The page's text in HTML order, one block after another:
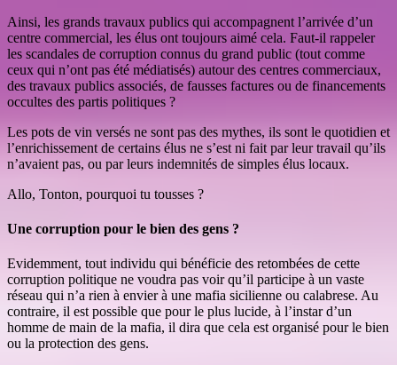
Ainsi, les grands travaux publics qui accompagnent l’arrivée d’un
centre commercial, les élus ont toujours aimé cela. Faut-il rappeler
les scandales de corruption connus du grand public (tout comme
ceux qui n’ont pas été médiatisés) autour des centres commerciaux,
des travaux publics associés, de fausses factures ou de financements
occultes des partis politiques ?
Les pots de vin versés ne sont pas des mythes, ils sont le quotidien et
l’enrichissement de certains élus ne s’est ni fait par leur travail qu’ils
n’avaient pas, ou par leurs indemnités de simples élus locaux.
Allo, Tonton, pourquoi tu tousses ?
Une corruption pour le bien des gens ?
Evidemment, tout individu qui bénéficie des retombées de cette
corruption politique ne voudra pas voir qu’il participe à un vaste
réseau qui n’a rien à envier à une mafia sicilienne ou calabrese. Au
contraire, il est possible que pour le plus lucide, à l’instar d’un
homme de main de la mafia, il dira que cela est organisé pour le bien
ou la protection des gens.